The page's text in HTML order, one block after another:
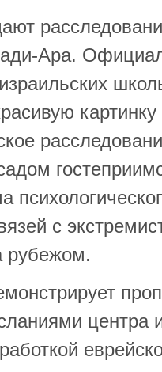
Ара.
с
рубежом.
центра